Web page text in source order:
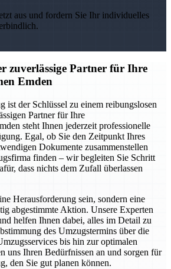
aus und fordern Sie Ihr individuelles
zuverlässige Partner für Ihre
Emden
ist der Schlüssel zu einem reibungslosen
Partner für Ihre
steht Ihnen jederzeit professionelle
Egal, ob Sie den Zeitpunkt Ihres
Dokumente zusammenstellen
finden – wir begleiten Sie Schritt
dass nichts dem Zufall überlassen
Herausforderung sein, sondern eine
abgestimmte Aktion. Unsere Experten
helfen Ihnen dabei, alles im Detail zu
des Umzugstermins über die
bis hin zur optimalen
uns Ihren Bedürfnissen an und sorgen für
den Sie gut planen können.